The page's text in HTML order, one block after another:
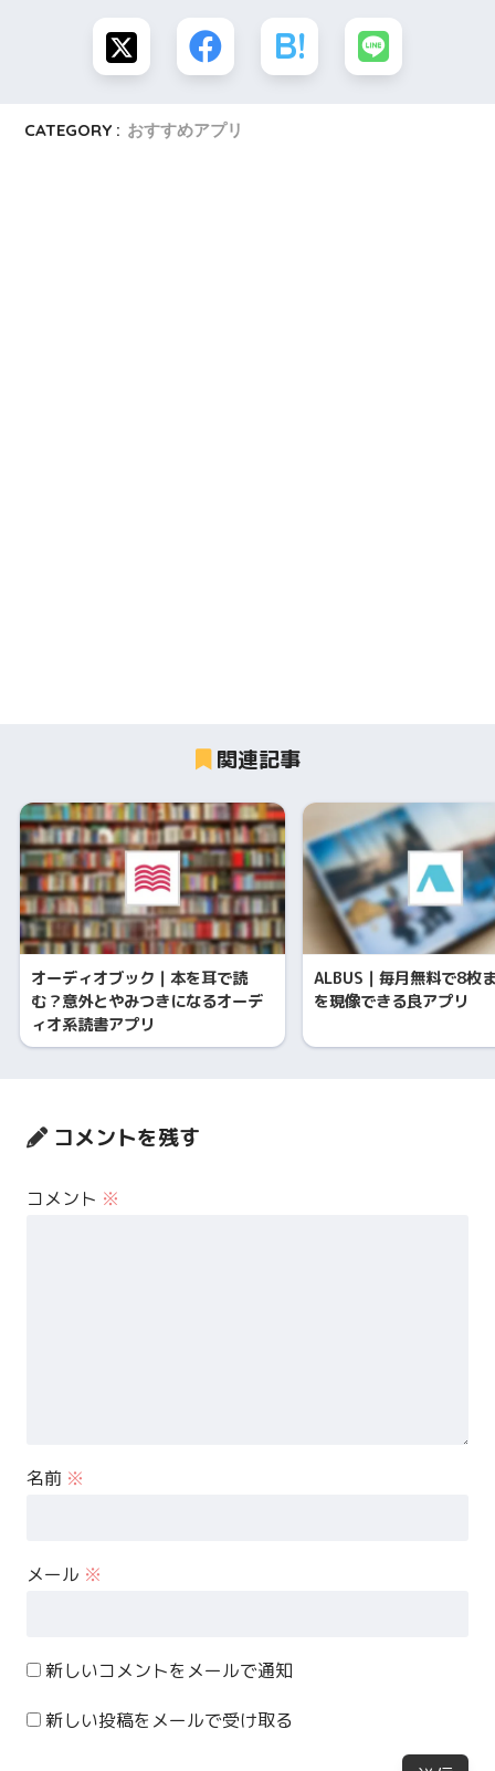
CATEGORY : おすすめアプリ
関連記事
オーディオブック｜本を耳で読
む？意外とやみつきになるオーデ
ィオ系読書アプリ
ALBUS｜毎月無料で8枚
を現像できる良アプリ
コメントを残す
コメント ※
名前 ※
メール ※
新しいコメントをメールで通知
新しい投稿をメールで受け取る